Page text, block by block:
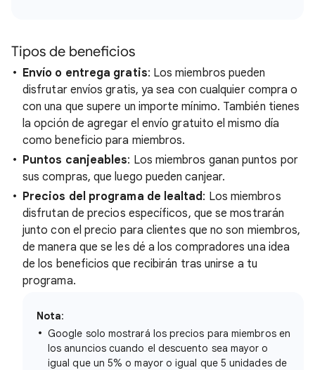
Tipos de beneficios
Envío o entrega gratis: Los miembros pueden
disfrutar envíos gratis, ya sea con cualquier compra o
con una que supere un importe mínimo. También tienes
la opción de agregar el envío gratuito el mismo día
como beneficio para miembros.
Puntos canjeables: Los miembros ganan puntos por
sus compras, que luego pueden canjear.
Precios del programa de lealtad: Los miembros
disfrutan de precios específicos, que se mostrarán
junto con el precio para clientes que no son miembros,
de manera que se les dé a los compradores una idea
de los beneficios que recibirán tras unirse a tu
programa.
Nota:
Google solo mostrará los precios para miembros en
los anuncios cuando el descuento sea mayor o
igual que un 5% o mayor o igual que 5 unidades de